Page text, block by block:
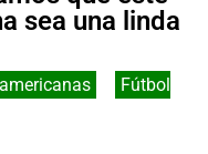
sea una linda
Fútbol